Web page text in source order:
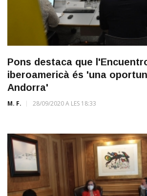
Pons destaca que
iberoamericà és 'una
Andorra'
M. F. 28/09/2020 A LES 18:33